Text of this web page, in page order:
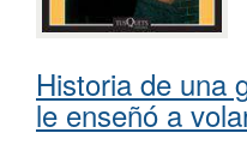
Historia de una
le enseñó a